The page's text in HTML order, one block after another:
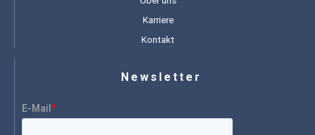
Karriere
Kontakt
Newsletter